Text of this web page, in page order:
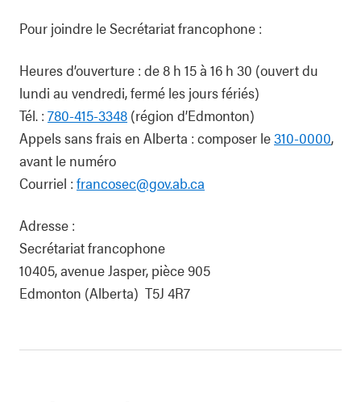
Pour joindre le Secrétariat francophone :
Heures d’ouverture : de 8 h 15 à 16 h 30 (ouvert du
lundi au vendredi, fermé les jours fériés)
Tél. : 780-415-3348 (région d’Edmonton)
Appels sans frais en Alberta : composer le310-0000,
avant le numéro
Courriel : francosec@gov.ab.ca
Adresse :
Secrétariat francophone
10405, avenue Jasper, pièce 905
Edmonton (Alberta) T5J 4R7